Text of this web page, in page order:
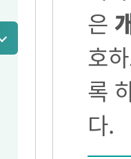
은
호
록
다.